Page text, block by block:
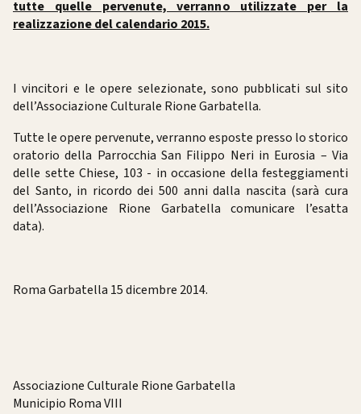
tutte quelle pervenute, verranno utilizzate per la
realizzazione del calendario 2015.
I vincitori e le opere selezionate, sono pubblicati sul sito
dell’Associazione Culturale Rione Garbatella.
Tutte le opere pervenute, verranno esposte presso lo storico
oratorio della Parrocchia San Filippo Neri in Eurosia – Via
delle sette Chiese, 103 - in occasione della festeggiamenti
del Santo, in ricordo dei 500 anni dalla nascita (sarà cura
dell’Associazione Rione Garbatella comunicare l’esatta
data).
Roma Garbatella 15 dicembre 2014.
Associazione Culturale Rione Garbatella
Municipio Roma VIII